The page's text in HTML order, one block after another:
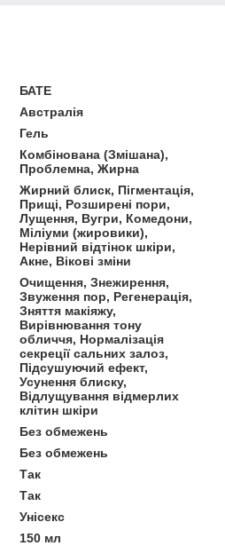
БАТЕ
Австралія
Гель
Комбінована (Змішана),
Проблемна, Жирна
Жирний блиск, Пігментація,
Прищі, Розширені пори,
Лущення, Вугри, Комедони,
Міліуми (жировики),
Нерівний відтінок шкіри,
Акне, Вікові зміни
Очищення, Знежирення,
Звуження пор, Регенерація,
Зняття макіяжу,
Вирівнювання тону
обличчя, Нормалізація
секреції сальних залоз,
Підсушуючий ефект,
Усунення блиску,
Відлущування відмерлих
клітин шкіри
Без обмежень
Без обмежень
Так
Так
Унісекс
150 мл